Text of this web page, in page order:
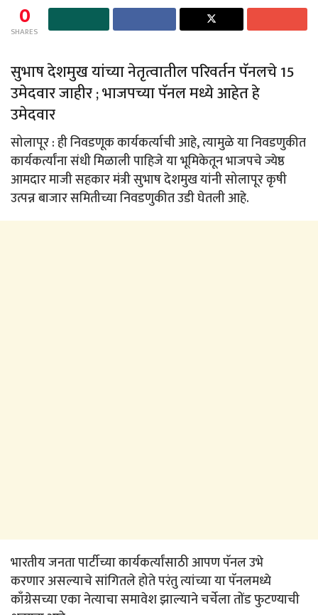
0
SHARES
सुभाष देशमुख यांच्या नेतृत्वातील परिवर्तन पॅनलचे 15
उमेदवार जाहीर ; भाजपच्या पॅनल मध्ये आहेत हे
उमेदवार
सोलापूर : ही निवडणूक कार्यकर्त्याची आहे, त्यामुळे या निवडणुकीत
कार्यकर्त्यांना संधी मिळाली पाहिजे या भूमिकेतून भाजपचे ज्येष्ठ
आमदार माजी सहकार मंत्री सुभाष देशमुख यांनी सोलापूर कृषी
उत्पन्न बाजार समितीच्या निवडणुकीत उडी घेतली आहे.
भारतीय जनता पार्टीच्या कार्यकर्त्यांसाठी आपण पॅनल उभे
करणार असल्याचे सांगितले होते परंतु त्यांच्या या पॅनलमध्ये
काँग्रेसच्या एका नेत्याचा समावेश झाल्याने चर्चेला तोंड फुटण्याची